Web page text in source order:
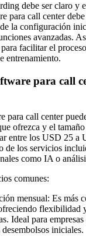
debe ser claro y
para call center
la configuración
avanzadas.
facilitar el
entrenamiento.
para call
para call center
ofrezca y el
entre los USD 25 a
de los servicios
como IA o
comunes:
mensual: Es más
flexibilidad
Ideal para
desembolsos iniciales.